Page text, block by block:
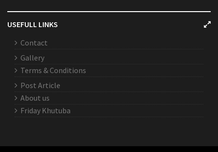
USEFULL LINKS
Contact
Gallery
Terms & Conditions
Post Article
About us
Friday Khutuba